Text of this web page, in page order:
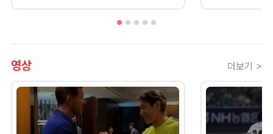
영상 더보기 >